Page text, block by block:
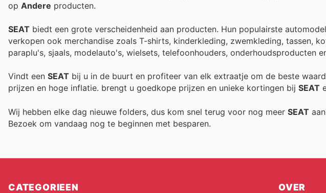
op Andere producten.
SEAT biedt een grote verscheidenheid aan producten. Hun populairste
verkopen ook merchandise zoals T-shirts, kinderkleding, zwemkleding, tassen,
paraplu's, sjaals, modelauto's, wielsets, telefoonhouders, onderhoudsproducten
Vindt een SEAT bij u in de buurt en profiteer van elk extraatje om de beste
prijzen en hoge inflatie. brengt u goedkope prijzen en unieke kortingen bij SEAT
Wij hebben elke dag nieuwe folders, dus kom snel terug voor nog meer SEAT
Bezoek om vandaag nog te beginnen met besparen.
CATEGORIEEN OVER